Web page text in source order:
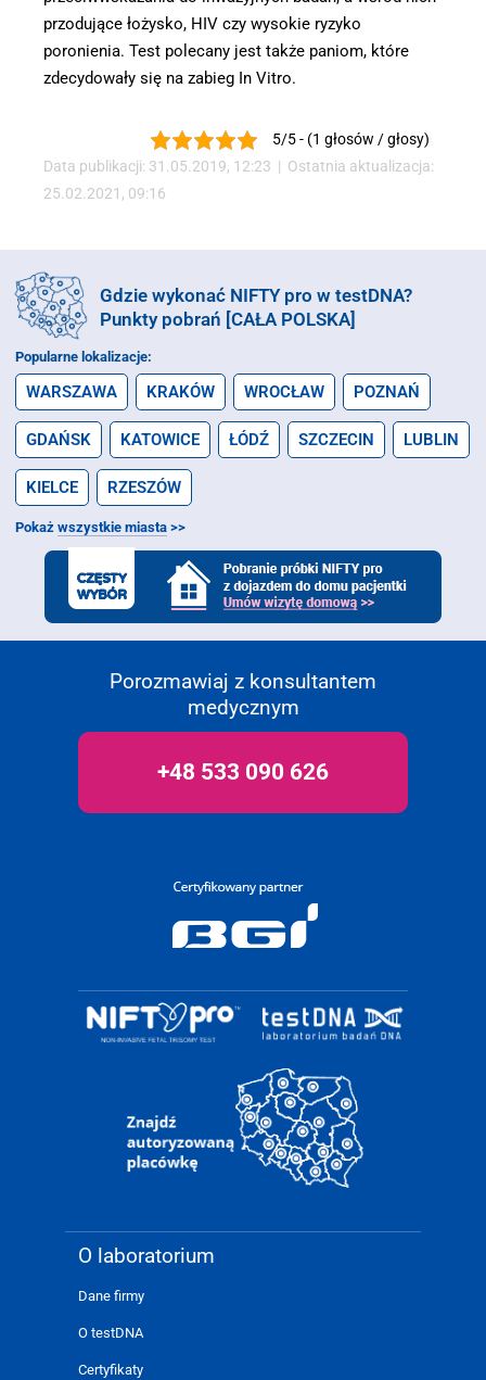
przodujące łożysko, HIV czy wysokie ryzyko
poronienia. Test polecany jest także paniom, które
zdecydowały się na zabieg In Vitro.
5/5 - (1 głosów / głosy)
Data publikacji: 31.05.2019, 12:23 | Ostatnia aktualizacja:
25.02.2021, 09:16
Gdzie wykonać NIFTY pro w testDNA?
Punkty pobrań [CAŁA POLSKA]
Popularne lokalizacje:
WARSZAWA KRAKÓW WROCŁAW POZNAŃ
GDAŃSK KATOWICE ŁÓDŹ SZCZECIN LUBLIN
KIELCE RZESZÓW
Pokaż wszystkie miasta >>
Porozmawiaj z konsultantem
medycznym
+48 533 090 626
O laboratorium
Dane firmy
O testDNA
Certyfikaty